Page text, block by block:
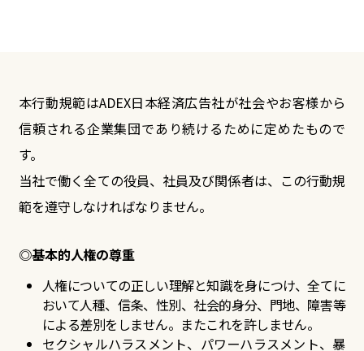
本行動規範はADEX日本経済広告社が社会やお客様から
信頼される企業集団であり続けるために定めたもので
す。
当社で働く全ての役員、社員及び関係者は、この行動規
範を遵守しなければなりません。
◎基本的人権の尊重
人権についての正しい理解と知識を身につけ、全てに
おいて人種、信条、性別、社会的身分、門地、障害等
による差別をしません。またこれを許しません。
セクシャルハラスメント、パワーハラスメント、暴